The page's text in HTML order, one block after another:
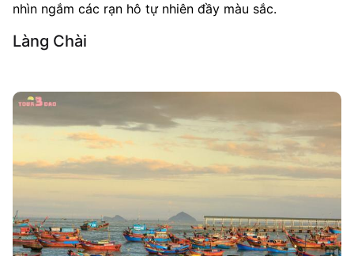
nhìn ngắm các rạn hô tự nhiên đầy màu sắc.
Làng Chài